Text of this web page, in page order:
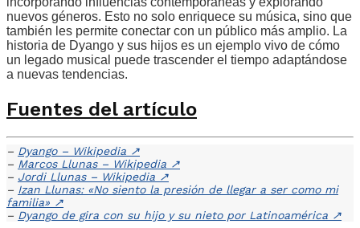
nuevos géneros. Esto no solo enriquece su música, sino que
también les permite conectar con un público más amplio. La
historia de Dyango y sus hijos es un ejemplo vivo de cómo
un legado musical puede trascender el tiempo adaptándose
a nuevas tendencias.
Fuentes del artículo
– Dyango – Wikipedia ↗
– Marcos Llunas – Wikipedia ↗
– Jordi Llunas – Wikipedia ↗
– Izan Llunas: «No siento la presión de llegar a ser como mi
familia» ↗
– Dyango de gira con su hijo y su nieto por Latinoamérica ↗